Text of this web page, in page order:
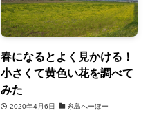
春になるとよく見かける！
小さくて黄色い花を調べて
みた
2020年4月6日 糸島へーほー